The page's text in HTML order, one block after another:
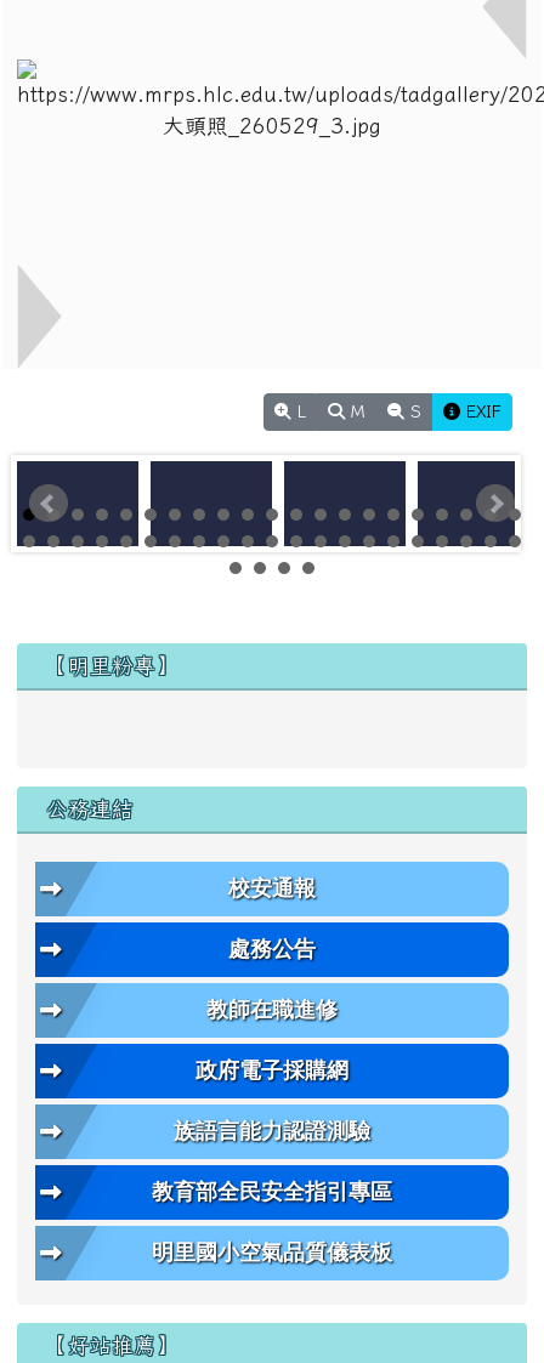
M S EXIF
左邊區域內容
【明里粉專】
公務連結
校安通報
處務公告
教師在職進修
政府電子採購網
族語言能力認證測驗
教育部全民安全指引專區
明里國小空氣品質儀表板
【好站推薦】